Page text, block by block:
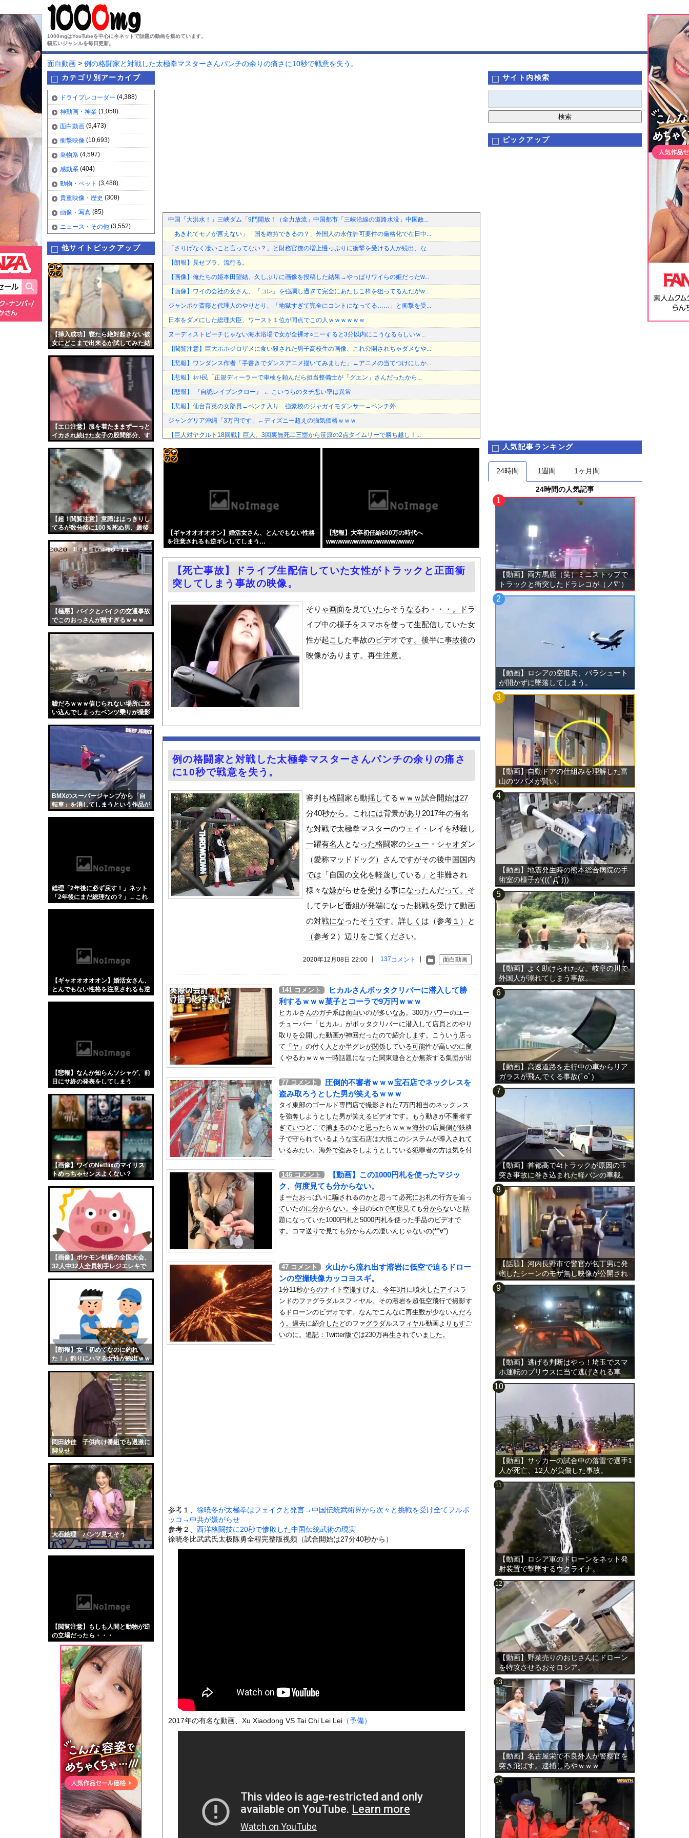
1000mgはYouTubeを中心に今ネットで話題の動画を集めています。
幅広いジャンルを毎日更新。
面白動画 > 例の格闘家と対戦した太極拳マスターさんパンチの余りの痛さに10秒で戦意を失う。
カテゴリ別アーカイブ
ドライブレコーダー (4,388)
神動画・神業 (1,058)
面白動画 (9,473)
衝撃映像 (10,693)
乗物系 (4,597)
感動系 (404)
動物・ペット (3,488)
貴重映像・歴史 (308)
画像・写真 (85)
ニュース・その他 (3,552)
他サイトピックアップ
【挿入成功】寝たら絶対起きない彼
女にどこまで出来るか試してみた結
【エロ注意】服を着たままずーっと
イカされ続けた女子の股間部分、す
【超！閲覧注意】意識ははっきりし
てるが数分後に100％死ぬ男、最後
【極悪】バイクとバイクの交通事故
でこのおっさんが酷すぎるｗｗｗ
嘘だろｗｗｗ信じられない場所に迷
い込んでしまったベンツ乗りが撮影
BMXのスーパージャンプから「自
転車」を消してしまうという作品が
総理「2年後に必ず戻す！」ネット
「2年後にまだ総理なの？」←これ
【ギャオオオオオン】婚活女さん、
とんでもない性格を注意されるも逆
【悲報】なんか知らんソシャゲ、前
日にサ終の発表をしてしまう
【画像】ワイのNetflixのマイリス
トめっちゃセンスよくない？
【画像】ポケモン剣盾の全国大会、
32人中32人全員初手レジエレキで
【朗報】女「初めてなのに釣れ
た！」釣りにハマる女性が続出ｗｗ
岡田紗佳 子供向け番組でも過激に
脚見せ
大石絵理 パンツ見えそう
【閲覧注意】もしも人間と動物が逆
の立場だったら・・・
リン
- 固
定リ
ンク
自動
更新
ツー
中国「大洪水！」三峡ダム「9門開放！（全力放流」中国都市「三峡沿線の道路水没」中国政...
「あきれてモノが言えない」「国を維持できるの？」外国人の永住許可要件の厳格化で在日中...
「さりげなく凄いこと言ってない？」と財務官僚の増上慢っぷりに衝撃を受ける人が続出、な...
【朗報】見せブラ、流行る。
【画像】俺たちの姫本田望結、久しぶりに画像を投稿した結果→やっぱりワイらの姫だったw...
【画像】ワイの会社の女さん、『コレ』を強調し過ぎて完全にあたしこ枠を狙ってるんだがw...
ジャンポケ斎藤と代理人のやりとり、「地獄すぎて完全にコントになってる……」と衝撃を受...
日本をダメにした総理大臣、ワースト１位が同点でこの人ｗｗｗｗｗｗ
ヌーディストビーチじゃない海水浴場で女が全裸オ○ニーすると3分以内にこうなるらしいｗ...
【閲覧注意】巨大ホホジロザメに食い殺された男子高校生の画像、これ公開されちゃダメなや...
【悲報】ワンダンス作者「手書きでダンスアニメ描いてみました」←アニメの当てつけにしか...
【悲報】ﾈｯﾄ民「正規ディーラーで車検を頼んだら担当整備士が「グエン」さんだったから...
【悲報】 『自認レイブンクロー』 ← こいつらのタチ悪い率は異常
【悲報】仙台育英の女部員←ベンチ入り 強豪校のジャガイモダンサー←ベンチ外
ジャングリア沖縄「3万円です」←ディズニー超えの強気価格ｗｗｗ
【巨人対ヤクルト18回戦】巨人、3回裏無死二三塁から笹原の2点タイムリーで勝ち越し！...
【悲報】スマホゲーム会社さん、”サ終”相次ぎ倒産しまくってる模様
高市総理「物価上昇を上回る賃上げを日本に定着させる」 →国家公務員月給3.51％増へ...
小倉ゆうか（元・小倉優香）がグラビア復帰！結局、脱ぐしかないｗｗｗｗ
「BYD RACCOは利便性より安全性を優先した設計」とEV推進派がスカスカ構造を絶...
北朝鮮の弾道ミサイル部隊、ロシアのヴォロネジ州に展開か…北朝鮮は本質的にウクライナと...
「外国人受け入れ反対」大幅増 若い世代で多く
乳首の立ちっぷりが凄い女社長のひなの花音が中出し解禁
【ニュース】 広島記念公園を追い出された左翼さん、流石にキモすぎて炎上
エロ漫画『冥婚の花嫁』をrawやhitomiを使わずに無料で読む方法│五梅
路上駐車経験率が過去最少の21%へ低下！タイムズ会員にアンケート
中国「大洪水！」三峡ダム「9門開放！（全力放流」中国都市「三峡沿線の道路水没」中国政...
職場の人妻と不倫をして、ついに、、、
韓国国会、サッカー前代表監督を追及「なぜ負けたのか」
日本旅行キャンセルすべきか…1万年ぶり史上最大級の火山の兆し＝韓国の反応
うちのネコが目の前にいた。私が上に物を投げるフリをする → 猫はこうなります…
お前ら「日本も核武装汁！」←１万発の核弾頭どこに
【画像】小倉優子(42)、大学の友達と初めての飲み会wwwwwww
パチンコスロット中毒者達がハマる前に見たかった動画
『悪役令嬢転生おじさん』6話感想 モブ令嬢に絡まれるアンナ！
おすすめのG-SHOCK教えろ。それ買う。ちな現場仕事
家系ラーメンにチャーシューとキャベツをトッピングして食べるのが好き
TBS新人アナ ブラチラ、お尻くっきり、Y字開脚！！
【悲報】ラッパーさん、札束披露するもネット民から新社会人の初ボーナスくらいしかないと...
【悲報】BYDの軽EVラッコを自動車評論家が褒めてる日本、中国人からは馬鹿にされてる...
グラビア界の“がん攻めルーキー”三園響子にがん攻めされたいよな！
今の時期 河口で釣れる美味い魚教えて
【Xの車窓から】オービスかと思ったら野生の炊飯器で草 ほか
【ポロリ悲話】ネットで拡散してるおっぱいポロリ動画、何故か叩かれる・・・
【衝撃】「かわいい虫」ランキング、ついに発表される
「アメリカのヤンキーがアジア人にケンカを売った結果ｗｗｗ」 ほか
【悲報】「蕎麦」とかいう自炊最強のメシｗｗｗｗｗｗｗｗ
【4/4】嫁が浮気をしている。私の知らないスマホで連絡を取り合い、日中会ったりしてい...
【にじさんじ】はかちぇ「2足の靴下を履いては洗濯するのを繰り返していたんだけど今日1...
【悲報】韓国人「え待って、何で日本の避難所って10年前と同レベルなの(ドン引き
仲のいいママグループとちょくちょくお互いの家に行き来したりしていたら、まぁ物が無くな...
【エヴァンゲリオン】ロボ道「エヴァンゲリオン弐号機（TVシリーズVer.）」アクショ...
【動画】両方馬鹿（笑）ミニストップでトラックと衝突したドラレコが（ノ∇`）
【悲報】米倉涼子さん、フライデーに不意討ちされてしまうｗｗｗｗｗ（画像あり）
海外「日本なんて行くんじゃなかった…」 日本を知ってしまったディズニー信者、帰国後『...
【画像】エチビデ女優さん、番組の企画でハッスルしすぎてしまうｗｗｗｗｗｗ
ボストン・レッドソックス 64勝51敗 .557 リーグ3位 地区3位 ←これ
おすすめのG-SHOCK教えろ。それ買う。ちな現場仕事
【珍報】日向坂さん新曲タイトル、『イチャイチャ虫』ｗｗｗ★2
韓国サッカー協会、外国人審判を性接待で買収しまくっていた事が判明
【画像】この女優さん、可愛すぎる
【朗報】齋藤飛鳥、前屈みで完全に見えてる動画が拡散されてしまう…
【画像】おまえらこういう地雷系の女子高生って好きじゃないの？
海外「日本よ、お前がナンバーワンだ」 熊本地震直後の日本の対応のスピードに世界が衝撃
勇気を出して白人美女にチン凸したアジア人短小男
10年もの間浮気してた嫁。まさかと思い長男のDNA鑑定をするがいいな？と問うと、元嫁...
ウクライナ侵攻以降、ロシア軍兵士のHIV感染が2000％急増…ウクライナメディア！
【配信者】「金バエ」のSNS更新が1週間途絶え、様々な憶測が飛び交う。1週間ぶりの投...
【画像】女の子「危機管理フォーーーーム！！！」
私「ちょっと、人の家の金庫触らないでよ！」キチママ『そこに金庫があったから、開けてみ...
【朗報】冨安健洋さん、プレミアリーグ・クリスタルパレス加入を発表！背番号17「望んで...
【驚愕】日教組さん、辺野古事件を経ても、「平和教育は偏っていない!」
道路脇で男性が缶切断していたドラム缶が爆発
【黒歴史】こういう昔の大学ヤリサーの流出エロ動画（顔出し）が一番抜ける
韓国人「安貞桓が韓国代表に激怒！『惨憺たる結果、徹底的な刷新が必要だ』と監督や協会を...
Powered by livedoor 相互RSS
このページは 1000mgが管理しています。 RSS設定 更新順130件まで。それ以降の古いものは表
示されません。
【ギャオオオオオン】婚活女さん、とんでもない性格
を注意されるも逆ギレしてしまう…
【悲報】大卒初任給600万の時代へ
wwwwwwwwwwwwwwwwwww
自動
更新
【死亡事故】ドライブ生配信していた女性がトラックと正面衝
突してしまう事故の映像。
そりゃ画面を見ていたらそうなるわ・・・。ドラ
イブ中の様子をスマホを使って生配信していた女
性が起こした事故のビデオです。後半に事故後の
映像があります。再生注意。
例の格闘家と対戦した太極拳マスターさんパンチの余りの痛さ
に10秒で戦意を失う。
審判も格闘家も動揺してるｗｗｗ試合開始は27
分40秒から。これには背景があり2017年の有名
な対戦で太極拳マスターのウェイ・レイを秒殺し
一躍有名人となった格闘家のシュー・シャオダン
（愛称マッドドッグ）さんですがその後中国国内
では「自国の文化を軽蔑している」と非難され
様々な嫌がらせを受ける事になったんだって。そ
してテレビ番組が発端になった挑戦を受けて動画
の対戦になったそうです。詳しくは（参考１）と
（参考２）辺りをご覧ください。
面白動画
137コメント
2020年12月08日 22:00 ┃
141 コメント
ヒカルさんボッタクリバーに潜入して勝
利するｗｗｗ菓子とコーラで9万円ｗｗｗ
ヒカルさんのガチ系は面白いのが多いなあ。300万パワーのユー
チューバー「ヒカル」がボッタクリバーに潜入して店員とのやり
取りを公開した動画が神回だったので紹介します。こういう店っ
て「ヤ」の付く人とか半グレが関係している可能性が高いのに良
くやるわｗｗｗ一時話題になった関東連合とか無茶する集団が出
77 コメント
圧倒的不審者ｗｗｗ宝石店でネックレスを
盗み取ろうとした男が笑えるｗｗｗ
タイ東部のゴールド専門店で撮影された7万円相当のネックレス
を強奪しようとした男が笑えるビデオです。もう動きが不審者す
ぎていつどこで捕まるのかと思ったらｗｗｗ海外の店員側が鉄格
子で守られているような宝石店は大抵このシステムが導入されて
いるみたい。海外で盗みをしようとしている犯罪者の方は気を付
146 コメント
【動画】この1000円札を使ったマジッ
ク、何度見ても分からない。
まーたおっぱいに騙されるのかと思って必死にお札の行方を追っ
ていたのに分からない。今日の5chで何度見ても分からないと話
題になっていた1000円札と5000円札を使った手品のビデオで
す。コマ送りで見ても分からんの凄いんじゃないの(*°∀°)
47 コメント
火山から流れ出す溶岩に低空で迫るドロー
ンの空撮映像カッコヨスギ。
1分11秒からのナイト空撮すげえ。今年3月に噴火したアイスラ
ンドのファグラダルスフィヤル。その溶岩を超低空飛行で撮影す
るドローンのビデオです。なんでこんなに再生数が少ないんだろ
う。過去に紹介したどのファグラダルスフィヤル動画よりもすご
いのに。追記：Twitter版では230万再生されていました。
参考１、 徐暁冬が太極拳はフェイクと発言→中国伝統武術界から次々と挑戦を受け全てフルボ
ッコ→中共が嫌がらせ
参考２、 西洋格闘技に20秒で惨敗した中国伝統武術の現実
徐晓冬比武武氏太极陈勇全程完整版视频（試合開始は27分40秒から）
2017年の有名な動画、Xu Xiaodong VS Tai Chi Lei Lei （予備）
サイト内検索
ピックアップ
人気記事ランキング
24時間 1週間 1ヶ月間
24時間の人気記事
【動画】両方馬鹿（笑）ミニストップで
トラックと衝突したドラレコが（ノ∇`）
【動画】ロシアの空挺兵、パラシュート
が開かずに墜落してしまう。
【動画】自動ドアの仕組みを理解した富
山のツバメが賢い。
【動画】地震発生時の熊本総合病院の手
術室の様子が(((ﾟДﾟ)))
【動画】よく助けられたな。岐阜の川で
外国人が溺れてしまう事故。
【動画】高速道路を走行中の車からリア
ガラスが飛んでくる事故(ﾟoﾟ)
【動画】首都高で4tトラックが原因の玉
突き事故に巻き込まれた軽バンの車載。
【話題】河内長野市で警官が包丁男に発
砲したシーンのモザ無し映像が公開され
る。
【動画】逃げる判断はやっ！埼玉でスマ
ホ運転のプリウスに当て逃げされる車
載。
【動画】サッカーの試合中の落雷で選手1
人が死亡、12人が負傷した事故。
【動画】ロシア軍のドローンをネット発
射装置で撃墜するウクライナ。
【動画】野菜売りのおじさんにドローン
を特攻させるおそロシア。
【動画】名古屋栄で不良外人が警察官を
突き飛ばす。逮捕しろやｗｗｗ